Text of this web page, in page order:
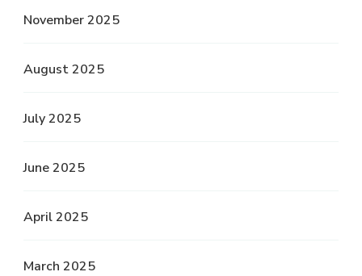
November 2025
August 2025
July 2025
June 2025
April 2025
March 2025